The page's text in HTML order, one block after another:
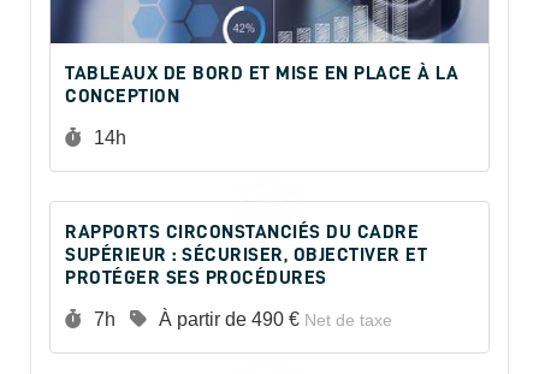
TABLEAUX DE BORD ET MISE EN PLACE À LA
CONCEPTION
Durée :
14h
RAPPORTS CIRCONSTANCIÉS DU CADRE
SUPÉRIEUR : SÉCURISER, OBJECTIVER ET
PROTÉGER SES PROCÉDURES
Durée :
7h Prix :
À partir de 490 € Net de taxe